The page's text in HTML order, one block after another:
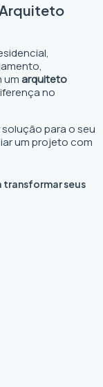
umarquiteto
no
para o seu
um projeto com
transformar seus